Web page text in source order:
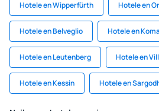
Hotele en Wipperfürth Hotele en
Hotele en Belveglio Hotele en
Hotele en Leutenberg Hotele en
Hotele en Kessin Hotele en